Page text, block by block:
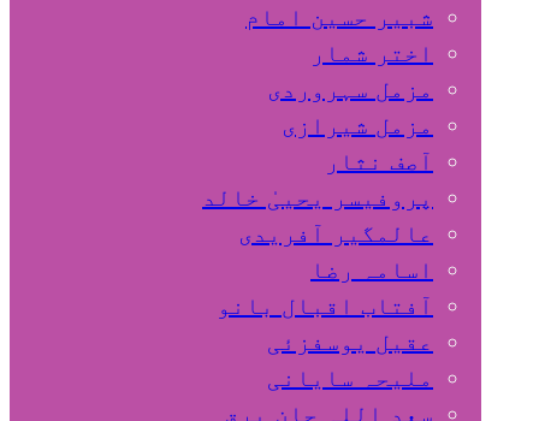
شبیر حسین امام
اختر شمار
مزمل سہروردی
مزمل شیرازی
آصف نثار
پروفیسر یحییٰ خالد
عالمگیر آفریدی
اسامہ رضا
آفتاب اقبال بانو
عقیل یوسفزئی
ملیحہ سایانی
سعد اللہ جان برق